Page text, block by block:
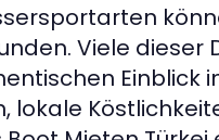
Viele dieser
Einblick
lokale